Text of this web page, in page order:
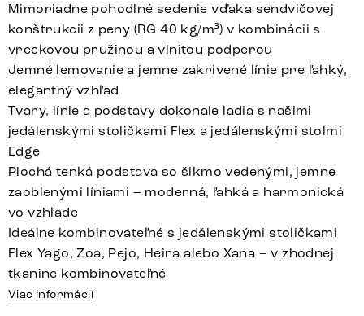
Mimoriadne pohodlné sedenie vďaka sendvičovej
konštrukcii z peny (RG 40 kg/m³) v kombinácii s
vreckovou pružinou a vlnitou podperou
Jemné lemovanie a jemne zakrivené línie pre ľahký,
elegantný vzhľad
Tvary, línie a podstavy dokonale ladia s našimi
jedálenskými stoličkami Flex a jedálenskými stolmi
Edge
Plochá tenká podstava so šikmo vedenými, jemne
zaoblenými líniami – moderná, ľahká a harmonická
vo vzhľade
Ideálne kombinovateľné s jedálenskými stoličkami
Flex Yago, Zoa, Pejo, Heira alebo Xana – v zhodnej
tkanine kombinovateľné
Viac informácií